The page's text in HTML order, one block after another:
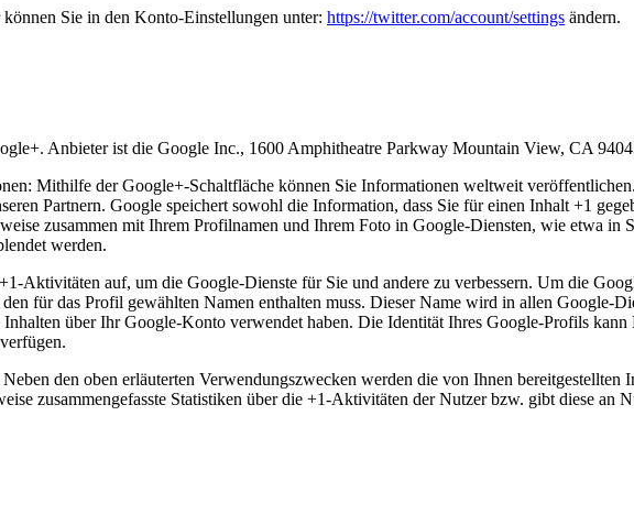
Sie in den Konto-Einstellungen unter: https://twitter.com/account/settings ändern.
Anbieter ist die Google Inc., 1600 Amphitheatre Parkway Mountain View, CA
Mithilfe der Google+-Schaltfläche können Sie Informationen weltweit
Partnern. Google speichert sowohl die Information, dass Sie für einen Inhalt +1
zusammen mit Ihrem Profilnamen und Ihrem Foto in Google-Diensten, wie etwa in
werden.
Aktivitäten auf, um die Google-Dienste für Sie und andere zu verbessern. Um die
für das Profil gewählten Namen enthalten muss. Dieser Name wird in allen Google-
über Ihr Google-Konto verwendet haben. Die Identität Ihres Google-Profils
den oben erläuterten Verwendungszwecken werden die von Ihnen
zusammengefasste Statistiken über die +1-Aktivitäten der Nutzer bzw. gibt diese an